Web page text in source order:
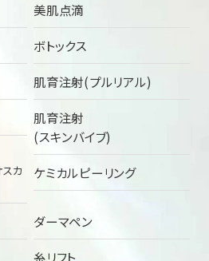
美肌点滴
ボトックス
肌育注射(プルリアル)
肌育注射
(スキンバイブ)
カ
ケミカルピーリング
ダーマペン
糸リフト